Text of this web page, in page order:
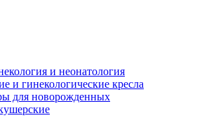
и неонатология
и гинекологические креслa
для новорожденных